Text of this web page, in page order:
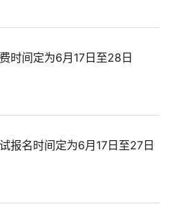
时间定为6月17日至28日
报名时间定为6月17日至27日